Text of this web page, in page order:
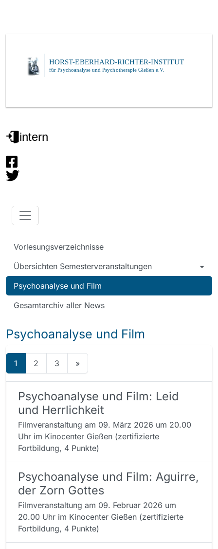
Vorlesungsverzeichnisse
Übersichten Semesterveranstaltungen
Psychoanalyse und Film
Gesamtarchiv aller News
Psychoanalyse und Film
1 2 3 »
Psychoanalyse und Film: Leid
und Herrlichkeit
Filmveranstaltung am 09. März 2026 um 20.00
Uhr im Kinocenter Gießen (zertifizierte
Fortbildung, 4 Punkte)
Psychoanalyse und Film: Aguirre,
der Zorn Gottes
Filmveranstaltung am 09. Februar 2026 um
20.00 Uhr im Kinocenter Gießen (zertifizierte
Fortbildung, 4 Punkte)